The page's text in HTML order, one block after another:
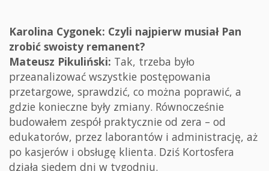
Karolina Cygonek: Czyli najpierw musiał Pan
zrobić swoisty remanent?
Mateusz Pikuliński: Tak, trzeba było
przeanalizować wszystkie postępowania
przetargowe, sprawdzić, co można poprawić, a
gdzie konieczne były zmiany. Równocześnie
budowałem zespół praktycznie od zera – od
edukatorów, przez laborantów i administrację, aż
po kasjerów i obsługę klienta. Dziś Kortosfera
działa siedem dni w tygodniu.